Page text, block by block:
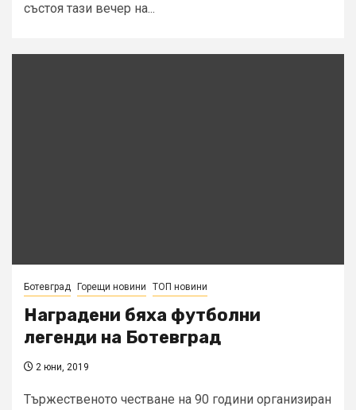
състоя тази вечер на...
Ботевград Горещи новини ТОП новини
Наградени бяха футболни
легенди на Ботевград
2 юни, 2019
Тържественото честване на 90 години организиран